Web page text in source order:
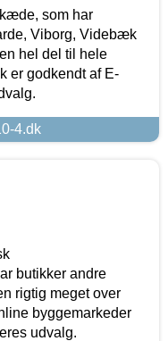
som har
Viborg, Videbæk
hel del til hele
er godkendt af E-
4.dk
butikker andre
rigtig meget over
byggemarkeder
udvalg.